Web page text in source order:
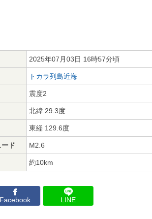
2025年07月03日 16時57分頃
トカラ列島近海
震度2
北緯 29.3度
東経 129.6度
ド M2.6
約10km
Facebook LINE